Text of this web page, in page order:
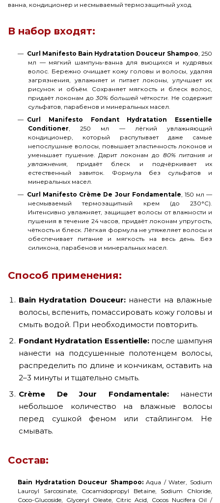
ванна, кондиционер и несмываемый термозащитный уход.
В набор входят:
Curl Manifesto Bain Hydratation Douceur Shampoo , 250
мл — мягкий шампунь-ванна для вьющихся и кудрявых
волос. Бережно очищает кожу головы и волосы, удаляя
загрязнения, увлажняет и питает локоны, улучшает их
рисунок и объём. Сохраняет мягкость и блеск волос,
придаёт локонам до 30% большей чёткости . Не содержит
сульфатов, парабенов и минеральных масел.
Curl Manifesto Fondant Hydratation Essentielle
Conditioner , 250 мл — лёгкий увлажняющий
кондиционер, который распутывает даже самые
непослушные волосы, повышает эластичность локонов и
уменьшает пушение. Дарит локонам до 80% питания и
увлажнения , придаёт блеск и подчёркивает их
естественный завиток. Формула без сульфатов и
минеральных масел.
Curl Manifesto Crème De Jour Fondamentale , 150 мл —
несмываемый термозащитный крем (до 230°C).
Интенсивно увлажняет, защищает волосы от влажности и
пушения в течение 24 часов, придаёт локонам упругость,
чёткость и блеск. Лёгкая формула не утяжеляет волосы и
обеспечивает питание и мягкость на весь день. Без
силикона, парабенов и минеральных масел.
Способ применения:
Bain Hydratation Douceur:нанести на влажные
волосы, вспенить, помассировать кожу головы и
смыть водой. При необходимости повторить.
Fondant Hydratation Essentielle:после шампуня
нанести на подсушенные полотенцем волосы,
распределить по длине и кончикам, оставить на
2–3 минуты и тщательно смыть.
Crème De Jour Fondamentale:нанести
небольшое количество на влажные волосы
перед сушкой феном или стайлингом. Не
смывать.
Состав:
Bain Hydratation Douceur Shampoo:Aqua / Water, Sodium
Lauroyl Sarcosinate, Cocamidopropyl Betaine, Sodium Chloride,
Coco-Glucoside, Glyceryl Oleate, Citric Acid, Cocos Nucifera Oil /